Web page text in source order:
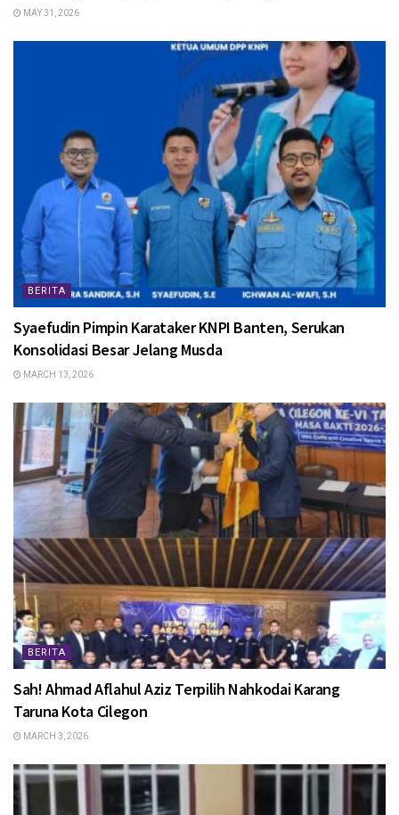
MAY 31, 2026
BERITA
Syaefudin Pimpin Karataker KNPI Banten, Serukan
Konsolidasi Besar Jelang Musda
MARCH 13, 2026
BERITA
Sah! Ahmad Aflahul Aziz Terpilih Nahkodai Karang
Taruna Kota Cilegon
MARCH 3, 2026